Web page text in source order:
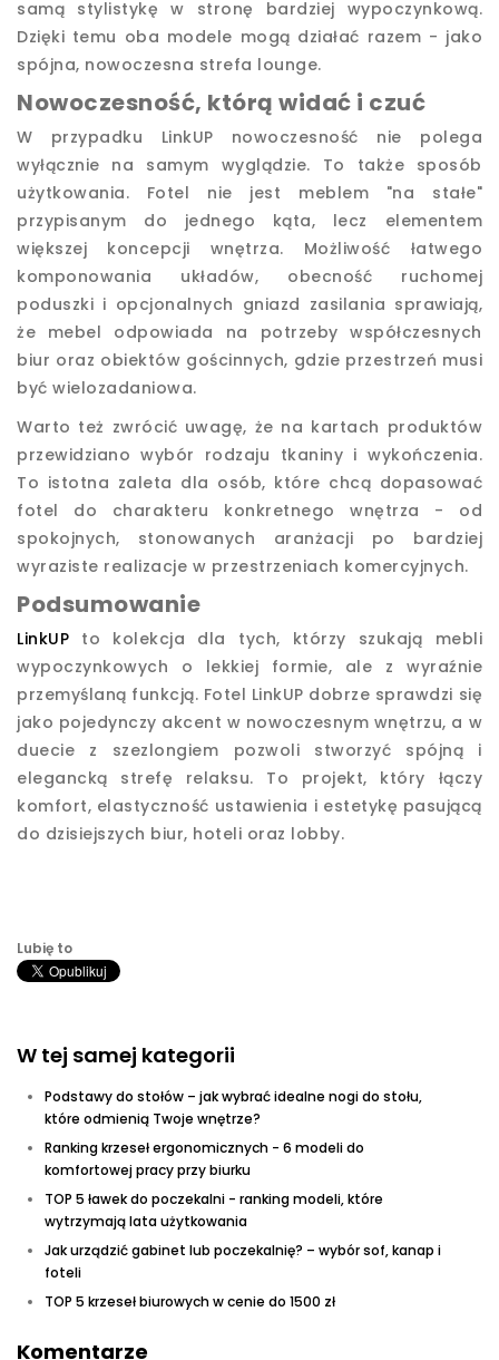
samą stylistykę w stronę bardziej wypoczynkową.
Dzięki temu oba modele mogą działać razem - jako
spójna, nowoczesna strefa lounge.
Nowoczesność, którą widać i czuć
W przypadku LinkUP nowoczesność nie polega
wyłącznie na samym wyglądzie. To także sposób
użytkowania. Fotel nie jest meblem "na stałe"
przypisanym do jednego kąta, lecz elementem
większej koncepcji wnętrza. Możliwość łatwego
komponowania układów, obecność ruchomej
poduszki i opcjonalnych gniazd zasilania sprawiają,
że mebel odpowiada na potrzeby współczesnych
biur oraz obiektów gościnnych, gdzie przestrzeń musi
być wielozadaniowa.
Warto też zwrócić uwagę, że na kartach produktów
przewidziano wybór rodzaju tkaniny i wykończenia.
To istotna zaleta dla osób, które chcą dopasować
fotel do charakteru konkretnego wnętrza - od
spokojnych, stonowanych aranżacji po bardziej
wyraziste realizacje w przestrzeniach komercyjnych.
Podsumowanie
LinkUP to kolekcja dla tych, którzy szukają mebli
wypoczynkowych o lekkiej formie, ale z wyraźnie
przemyślaną funkcją. Fotel LinkUP dobrze sprawdzi się
jako pojedynczy akcent w nowoczesnym wnętrzu, a w
duecie z szezlongiem pozwoli stworzyć spójną i
elegancką strefę relaksu. To projekt, który łączy
komfort, elastyczność ustawienia i estetykę pasującą
do dzisiejszych biur, hoteli oraz lobby.
Lubię to
W tej samej kategorii
Podstawy do stołów – jak wybrać idealne nogi do stołu,
które odmienią Twoje wnętrze?
Ranking krzeseł ergonomicznych - 6 modeli do
komfortowej pracy przy biurku
TOP 5 ławek do poczekalni - ranking modeli, które
wytrzymają lata użytkowania
Jak urządzić gabinet lub poczekalnię? – wybór sof, kanap i
foteli
TOP 5 krzeseł biurowych w cenie do 1500 zł
Komentarze